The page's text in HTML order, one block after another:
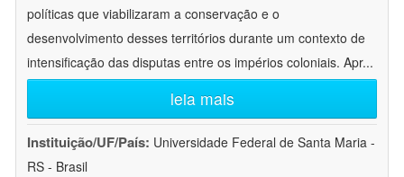
políticas que viabilizaram a conservação e o
desenvolvimento desses territórios durante um contexto de
intensificação das disputas entre os impérios coloniais. Apr...
leia mais
Instituição/UF/País: Universidade Federal de Santa Maria -
RS - Brasil